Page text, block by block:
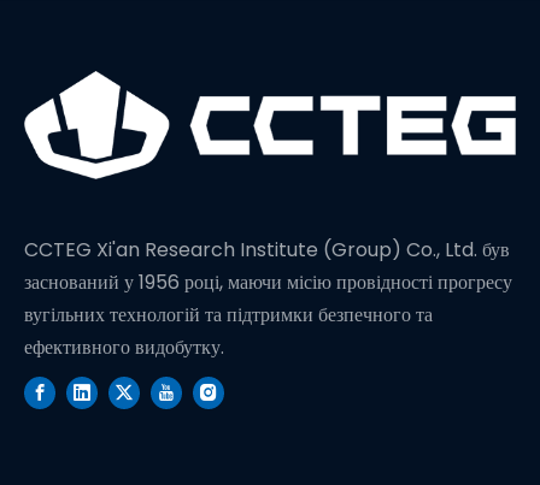
CCTEG Xi'an Research Institute (Group) Co., Ltd. був
заснований у 1956 році, маючи місію провідності прогресу
вугільних технологій та підтримки безпечного та
ефективного видобутку.